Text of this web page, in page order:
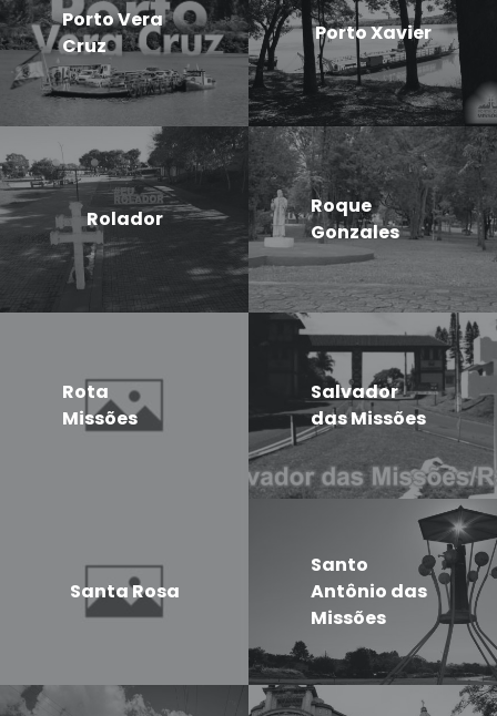
Porto Vera
Cruz
Porto Xavier
Rolador
Roque
Gonzales
Rota
Missões
Salvador
das Missões
Santa Rosa
Santo
Antônio das
Missões